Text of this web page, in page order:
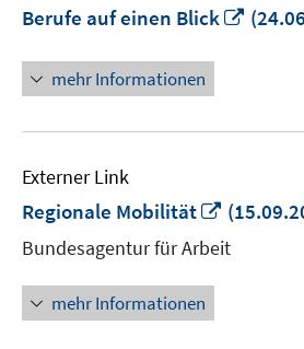
Berufe auf einen Blick
In
mehr Informationen
Externer Link
Regionale Mobilität
In
neuem
Fenster
Bundesagentur für Arbeit
mehr Informationen